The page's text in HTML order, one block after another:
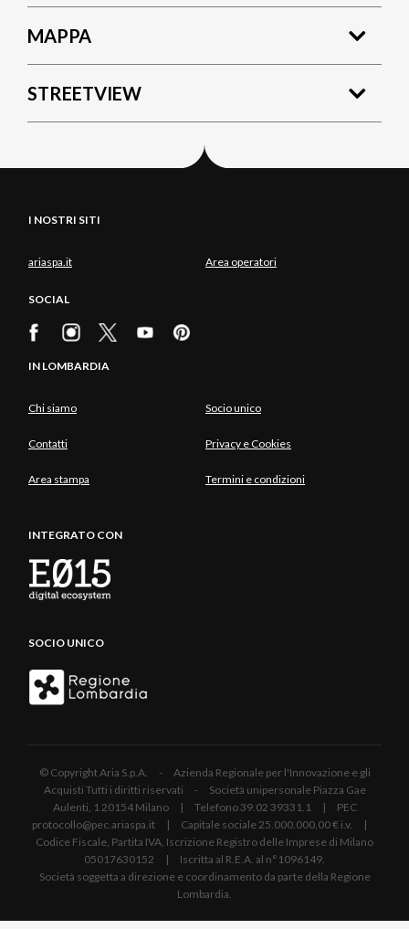
MAPPA
STREETVIEW
I NOSTRI SITI
ariaspa.it Area operatori
SOCIAL
IN LOMBARDIA
Chi siamo Socio unico
Contatti Privacy e Cookies
Area stampa Termini e condizioni
INTEGRATO CON
SOCIO UNICO
© Copyright Aria S.p.A. - Azienda Regionale per l'Innovazione e gli
Acquisti Tutti i diritti riservati - Società unipersonale Piazza Gae
Aulenti, 1 20154 Milano | Telefono 39.02 39331.1 | PEC
protocollo@pec.ariaspa.it | Capitale sociale 25.000.000,00 € i.v. |
Codice Fiscale, Partita IVA, Iscrizione Registro delle Imprese di Milano
05017630152 | Iscritta al R.E.A. al n°1096149.
Società soggetta a direzione e coordinamento da parte della Regione
Lombardia.